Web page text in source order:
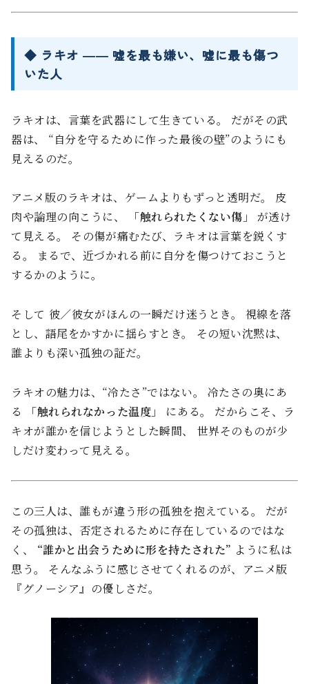
◆ ラキオ ―― 嘘を最も嫌い、嘘に最も傷つ
いた人
ラキオは、言葉を武器にして生きている。 だがその武
器は、 “自分を守るために作った最後の壁”のようにも
見えるのだ。
アニメ版のラキオは、ゲームよりもずっと透明だ。 皮
肉や論理の向こうに、
「触れられたくない傷」
が透け
て見える。 その傷が痛むたび、ラキオは言葉を鋭くす
る。 まるで、近づかれる前に自分を傷つけておこうと
するかのように。
そして―― 彼／彼女がほんの一瞬だけ迷うとき。 視線を落
とし、語尾をかすかに揺らすとき。 その短い沈黙は、
誰よりも深い孤独の証だ。
ラキオの魅力は、“冷たさ”ではない。 冷たさの奥にあ
る
「触れられなかった温度」
にある。 だからこそ、ラ
キオが誰かを信じようとした瞬間、 世界そのものが少
しだけ変わって見える。
この三人は、誰もが違う形の孤独を抱えている。 だが
その孤独は、否定されるために存在しているのではな
く、 “誰かと出会うために形を持たされた” ように私は
思う。 そんなふうに感じさせてくれるのが、アニメ版
『グノーシア』の優しさだ。